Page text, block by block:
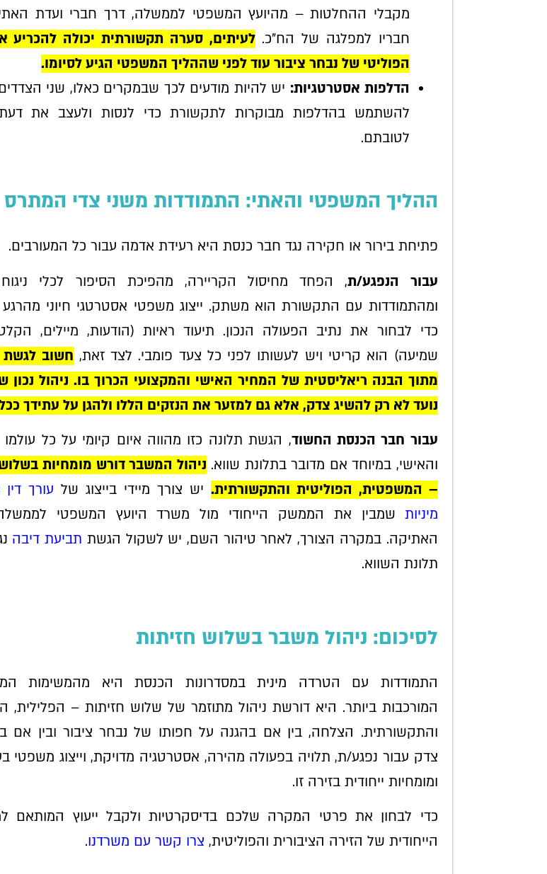
מקבלי ההחלטות – מהיועץ המשפטי לממשלה, דרך חברי ועדת
חבריו למפלגה של הח"כ.לעיתים, סערה תקשורתית יכולה להכריע
הפוליטי של נבחר ציבור עוד לפני שההליך המשפטי הגיע לסיומו.
הדלפות אסטרטגיות: יש להיות מודעים לכך שבמקרים כאלו, שני
להשתמש בהדלפות מבוקרות לתקשורת כדי לנסות ולעצב את
לטובתם.
ההליך המשפטי והאתי: התמודדות משני צדי המתרס
פתיחת בירור או חקירה נגד חבר כנסת היא רעידת אדמה עבור כל המעורבים.
עבור הנפגע/ת, הפחד מחיסול הקריירה, מהפיכת הסיפור לכלי ניגוח
ומהתמודדות עם התקשורת הוא משתק. ייצוג משפטי אסטרטגי חיוני
כדי לבחור את נתיב הפעולה הנכון. תיעוד ראיות (הודעות, מיילים,
שמיעה) הוא קריטי ויש לעשותו לפני כל צעד פומבי. לצד זאת, חשוב לגשת
מתוך הבנה ריאליסטית של המחיר האישי והמקצועי הכרוך בו. ניהול נכון
נועד לא רק להשיג צדק, אלא גם למזער את הנזקים הללו ולהגן על עתידך
עבור חבר הכנסת החשוד, הגשת תלונה כזו מהווה איום קיומי על כל עולמו
והאישי, במיוחד אם מדובר בתלונת שווא. ניהול המשבר דורש מומחיות
– המשפטית, הפוליטית והתקשורתית. יש צורך מיידי בייצוג של עורך
מיניות שמבין את הממשק הייחודי מול משרד היועץ המשפטי
האתיקה. במקרה הצורך, לאחר טיהור השם, יש לשקול הגשת תביעת דיבה
תלונת השווא.
לסיכום: ניהול משבר בשלוש חזיתות
התמודדות עם הטרדה מינית במסדרונות הכנסת היא מהמשימות
המורכבות ביותר. היא דורשת ניהול מתוזמר של שלוש חזיתות – הפלילית,
והתקשורתית. הצלחה, בין אם בהגנה על חפותו של נבחר ציבור ובין אם
צדק עבור נפגע/ת, תלויה בפעולה מהירה, אסטרטגיה מדויקת, וייצוג משפטי
ומומחיות ייחודית בזירה זו.
כדי לבחון את פרטי המקרה שלכם בדיסקרטיות ולקבל ייעוץ המותאם
הייחודית של הזירה הציבורית והפוליטית, צרו קשר עם משרדנו.